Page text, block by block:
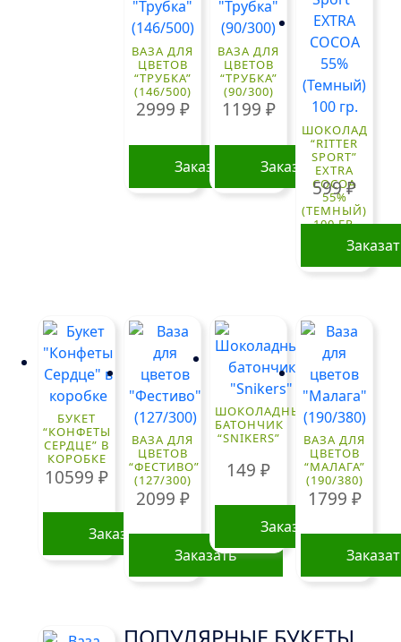
ВАЗА ДЛЯ
ЦВЕТОВ
“ТРУБКА”
(146/500)
2999 ₽
Заказать
ВАЗА ДЛЯ
ЦВЕТОВ
“ТРУБКА”
(90/300)
1199 ₽
Заказать
ШОКОЛАД
“RITTER
SPORT”
EXTRA
COCOA
55%
(ТЕМНЫЙ)
100 ГР.
599₽
БУКЕТ
“КОНФЕТЫ
СЕРДЦЕ” В
КОРОБКЕ
10599₽
Заказать
ВАЗА ДЛЯ
ЦВЕТОВ
“ФЕСТИВО”
(127/300)
2099 ₽
Заказать
ШОКОЛАДНЫЙ
БАТОНЧИК
“SNIKERS”
149₽
Заказать
ВАЗА ДЛЯ
ЦВЕТОВ
“МАЛАГА”
(190/380)
1799 ₽